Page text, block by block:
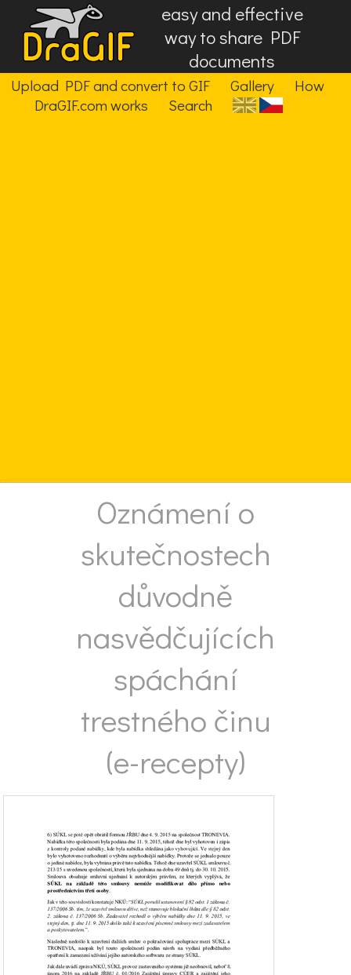
easy and effective
way to share PDF
documents
Upload PDF and convert to GIF Gallery
How
DraGIF.com works
Search
Oznámení o
skutečnostech
důvodně
nasvědčujících
spáchání
trestného činu
(e-recepty)